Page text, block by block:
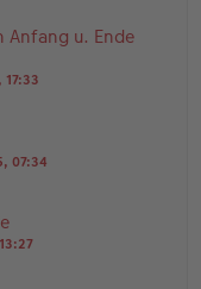
Anfang u. Ende
07:34